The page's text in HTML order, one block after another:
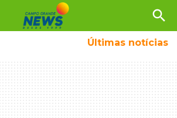
search
Últimas notícias